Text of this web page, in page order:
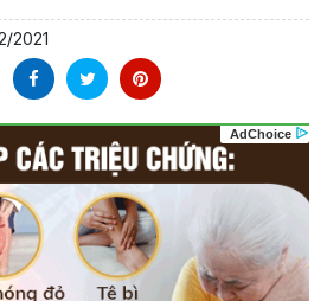
2021